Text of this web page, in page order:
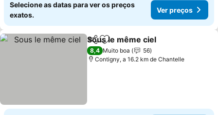
Selecione as datas para ver os preços
exatos.
Ver preços
PartilharAdicionar aos favoritos
Sous le même ciel
8,4 Muito boa
56
Contigny, a 16.2 km de Chantelle